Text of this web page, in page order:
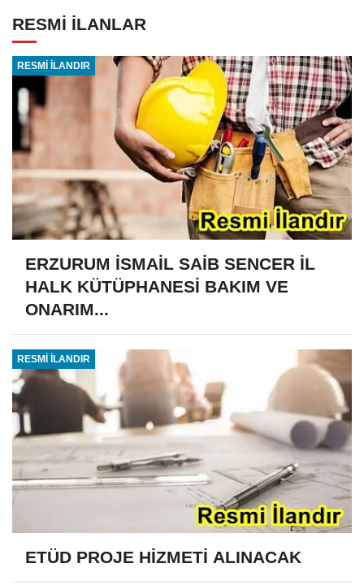
RESMİ İLANLAR
RESMİ İLANDIR
ERZURUM İSMAİL SAİB SENCER İL
HALK KÜTÜPHANESİ BAKIM VE
ONARIM...
RESMİ İLANDIR
ETÜD PROJE HİZMETİ ALINACAK